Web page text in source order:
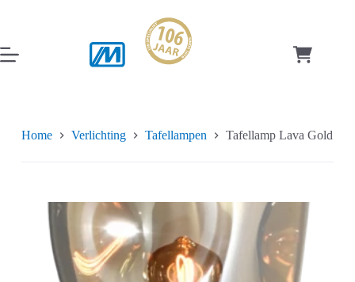
inhoud
Home Verlichting Tafellampen Tafellamp Lava Gold